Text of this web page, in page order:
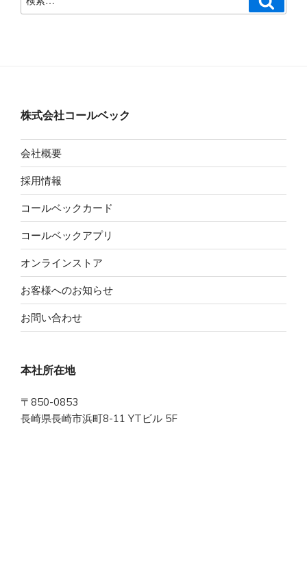
索:
株式会社コールベック
会社概要
採用情報
コールベックカード
コールベックアプリ
オンラインストア
お客様へのお知らせ
お問い合わせ
本社所在地
〒850-0853
長崎県長崎市浜町8-11 YTビル 5F